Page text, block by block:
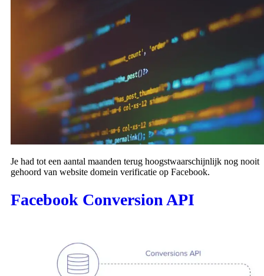
Je had tot een aantal maanden terug hoogstwaarschijnlijk nog nooit
gehoord van website domein verificatie op Facebook.
Facebook Conversion API